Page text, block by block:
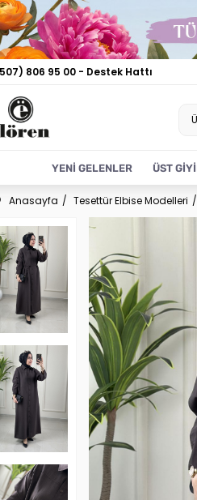
806 95 00 - Destek Hattı
YENİ GELENLER ÜST
Anasayfa Tesettür Elbise Modelleri